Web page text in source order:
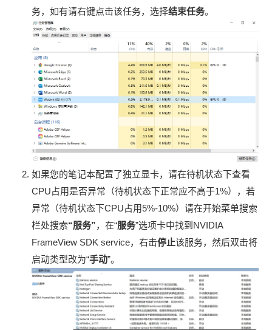
务，如有请右键点击该任务，选择结束任务。
如果您的笔记本配置了独立显卡，请在待机状态下查看
CPU占用是否异常（待机状态下正常应不高于1%），若
异常（待机状态下CPU占用5%-10%）请在开始菜单搜索
栏处搜索“服务”，在“服务”选项卡中找到NVIDIA
FrameView SDK service，右击停止该服务，然后双击将
启动类型改为“手动”。